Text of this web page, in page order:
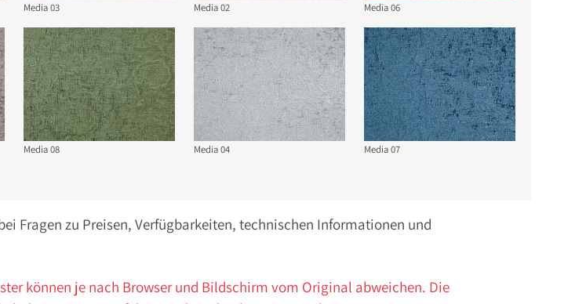
Media 03 Media 02 Media 06
Media 08 Media 04 Media 07
Fragen zu Preisen, Verfügbarkeiten, technischen Informationen und
können je nach Browser und Bildschirm vom Original abweichen. Die